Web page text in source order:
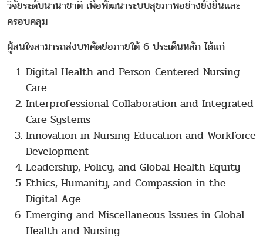
วิจัยระดับนานาชาติ เพื่อพัฒนาระบบสุขภาพอย่างยั่งยืนและ
ครอบคลุม
ผู้สนใจสามารถส่งบทคัดย่อภายใต้ 6 ประเด็นหลัก ได้แก่
Digital Health and Person-Centered Nursing
Care
Interprofessional Collaboration and Integrated
Care Systems
Innovation in Nursing Education and Workforce
Development
Leadership, Policy, and Global Health Equity
Ethics, Humanity, and Compassion in the
Digital Age
Emerging and Miscellaneous Issues in Global
Health and Nursing